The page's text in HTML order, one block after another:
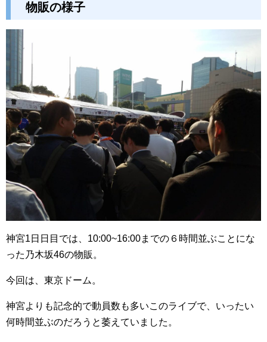
物販の様子
神宮1日日目では、10:00~16:00までの６時間並ぶことにな
った乃木坂46の物販。
今回は、東京ドーム。
神宮よりも記念的で動員数も多いこのライブで、いったい
何時間並ぶのだろうと萎えていました。